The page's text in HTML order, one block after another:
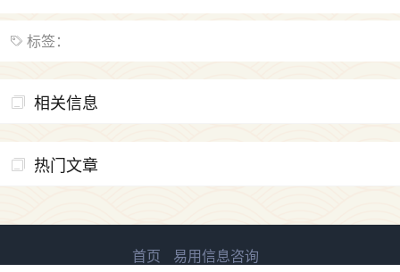
标签：
相关信息
热门文章
首页 易用信息咨询